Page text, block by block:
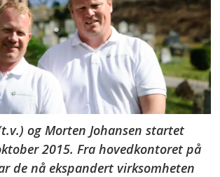
og Morten Johansen startet
2015. Fra hovedkontoret på
de nå ekspandert virksomheten